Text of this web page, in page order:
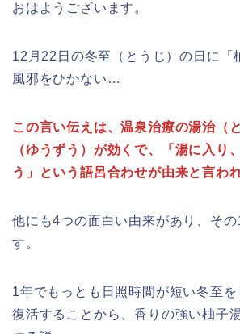
おはようございます。
12月22日の冬至（とうじ）の日に「
風邪をひかない…
この言い伝えは、温泉治療の湯治（
（ゆうずう）が効くで、「湯に入り
う」という語呂合わせが由来と言わ
他にも4つの面白い由来があり、そ
す。
1年でもっとも日照時間が短い冬至
復活することから、香りの強い柚子